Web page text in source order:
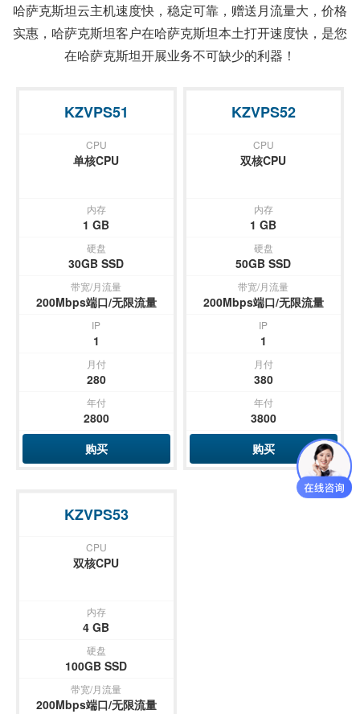
哈萨克斯坦云主机速度快，稳定可靠，赠送月流量大，价格
实惠，哈萨克斯坦客户在哈萨克斯坦本土打开速度快，是您
在哈萨克斯坦开展业务不可缺少的利器！
KZVPS51
CPU
单核CPU
内存
1 GB
硬盘
30GB SSD
带宽/月流量
200Mbps端口/无限流量
IP
1
月付
280
年付
2800
购买
KZVPS52
CPU
双核CPU
内存
1 GB
硬盘
50GB SSD
带宽/月流量
200Mbps端口/无限流量
IP
1
月付
380
年付
3800
购买
KZVPS53
CPU
双核CPU
内存
4 GB
硬盘
100GB SSD
带宽/月流量
200Mbps端口/无限流量